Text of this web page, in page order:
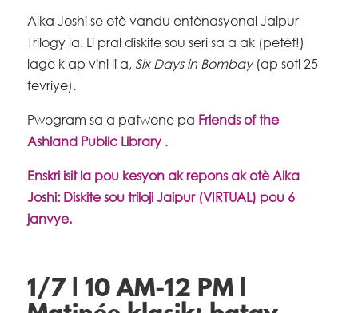
Alka Joshi se otè vandu entènasyonal Jaipur
Trilogy la. Li pral diskite sou seri sa a ak (petèt!)
lage k ap vini li a, Six Days in Bombay(ap soti 25
fevriye).
Pwogram sa a patwone pa Friends of the
Ashland Public Library.
Enskri isit la pou kesyon ak repons ak otè Alka
Joshi: Diskite sou triloji Jaipur (VIRTUAL) pou 6
janvye.
1/7 | 10 AM-12 PM |